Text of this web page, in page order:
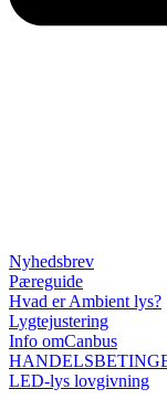
Nyhedsbrev
Pæreguide
Hvad er Ambient lys?
Lygtejustering
Info omCanbus
LED-lys lovgivning